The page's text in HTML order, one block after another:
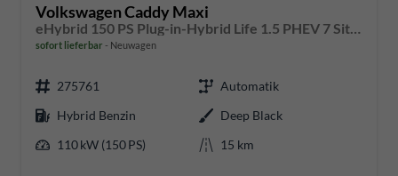
Volkswagen Caddy Maxi
eHybrid 150 PS Plug-in-Hybrid Life 1.5 PHEV 7 Sitze DSG
sofort lieferbar Neuwagen
275761
Automatik
Hybrid Benzin
Deep Black
110 kW (150 PS)
15 km